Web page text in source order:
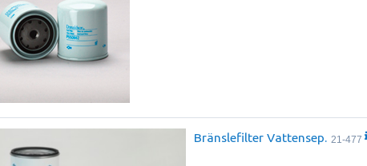
Bränslefilter Vattensep. 21-477